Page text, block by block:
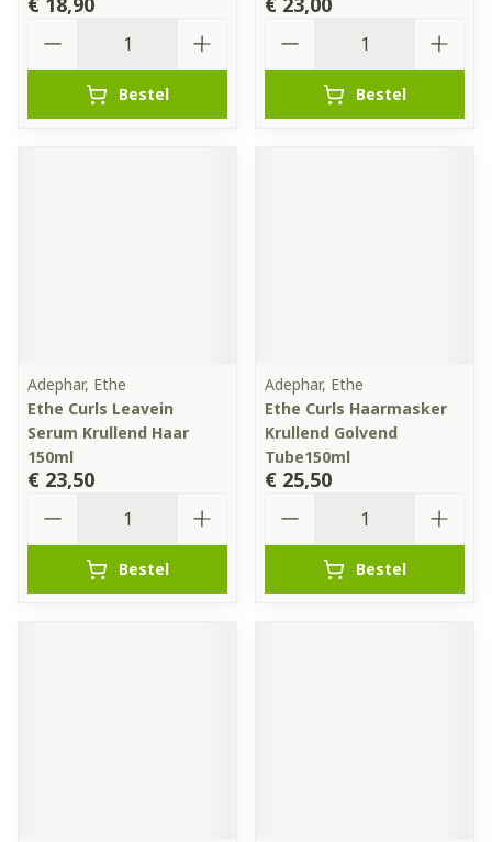
Bestel Bestel
Adephar, Ethe
Ethe Curls Leavein
Serum Krullend Haar
150ml
€ 23,50
Bestel
Adephar, Ethe
Ethe Curls Haarmasker
Krullend Golvend
Tube150ml
€ 25,50
Bestel